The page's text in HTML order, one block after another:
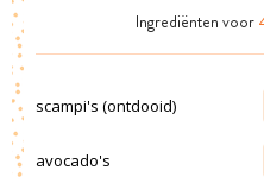
Ingrediënten voor
scampi's (ontdooid)
avocado's